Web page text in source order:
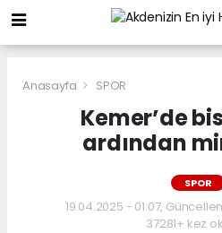
Anasayfa SPOR
Kemer’de
ardından
SPOR
19.04.2025 - 01:07,
37281+ kez